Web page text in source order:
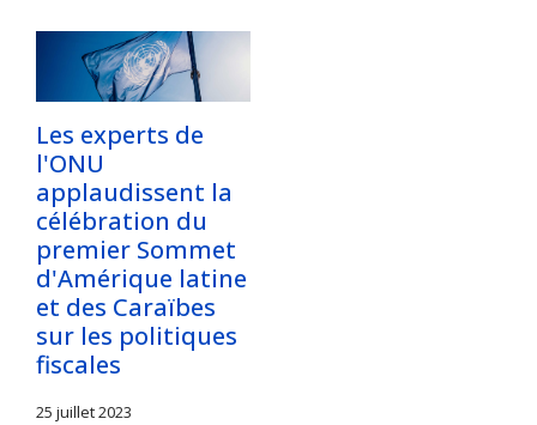
Les experts de
l'ONU
applaudissent la
célébration du
premier Sommet
d'Amérique latine
et des Caraïbes
sur les politiques
fiscales
25 juillet 2023